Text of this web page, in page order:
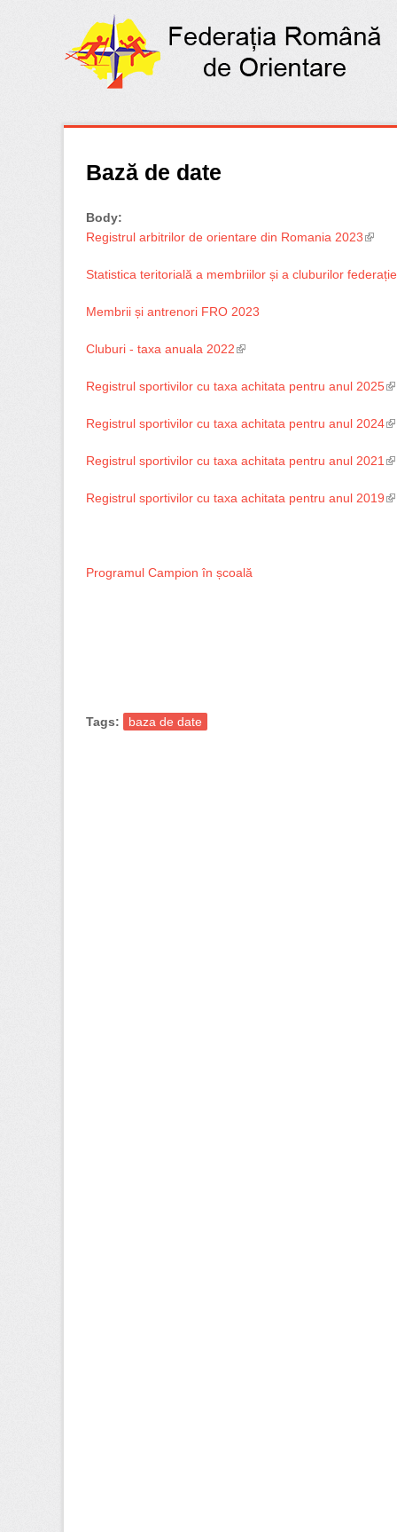
Bază de date
Body:
Registrul arbitrilor de orientare din Romania 2023(link
Statistica teritorială a membriilor și a cluburilor
Membrii și antrenori FRO 2023
Cluburi - taxa anuala 2022(link is external)
Registrul sportivilor cu taxa achitata pentru anul 2025
Registrul sportivilor cu taxa achitata pentru anul 2024
Registrul sportivilor cu taxa achitata pentru anul 2021
Registrul sportivilor cu taxa achitata pentru anul 2019
Programul Campion în școală
Tags: baza de date